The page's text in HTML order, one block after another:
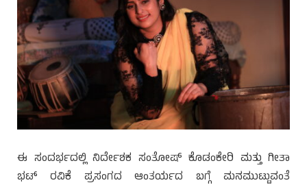
ಈ ಸಂದರ್ಭದಲ್ಲಿ ನಿರ್ದೇಶಕ ಸಂತೋಷ್ ಕೊಡಂಕೇರಿ ಮತ್ತು ಗೀತಾ
ಭಟ್ ರವಿಕೆ ಪ್ರಸಂಗದ ಆಂತರ್ಯದ ಬಗ್ಗೆ ಮನಮುಟ್ಟುವಂತೆ